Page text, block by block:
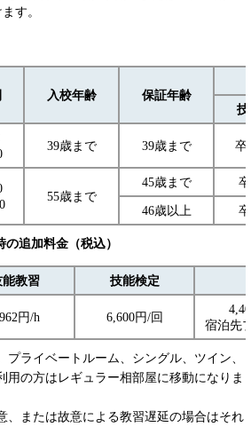
す。
入校年齢
保証年齢
39歳まで 39歳まで 卒
55歳まで
45歳まで
46歳以上
追加料金（税込）
能教習 技能検定
円/h 6,600円/回
宿泊先
プライベートルーム、シングル、ツイン、
用の方はレギュラー相部屋に移動になりま
、または故意による教習遅延の場合はそれ